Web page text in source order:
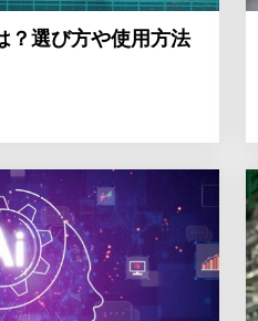
？選び方や使用方法